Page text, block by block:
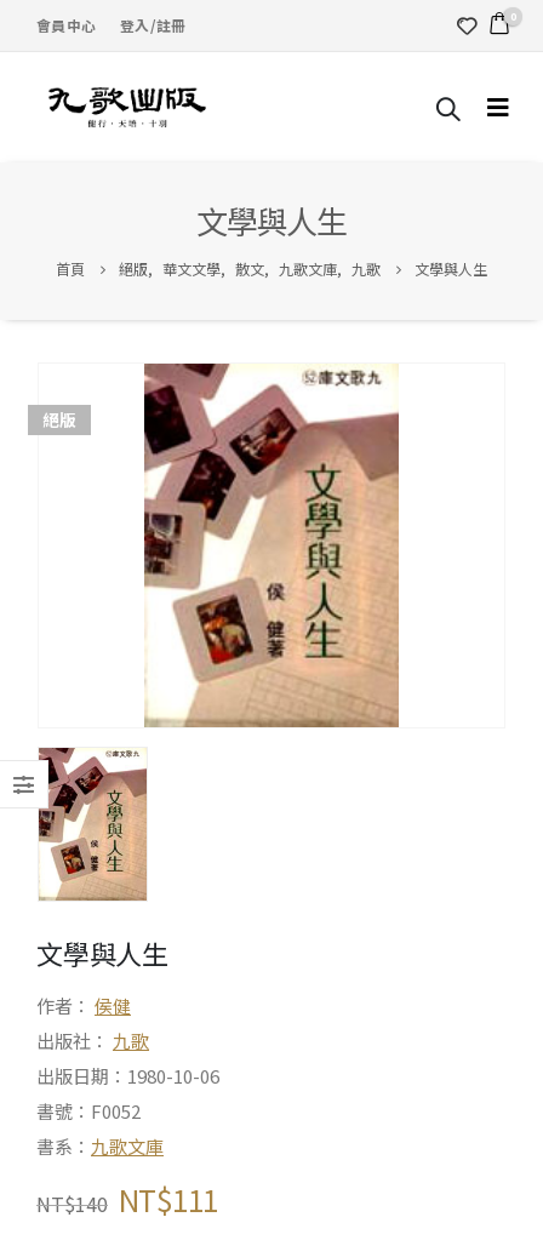
會員中心 登入/註冊 0
文學與人生
首頁 絕版, 華文文學, 散文, 九歌文庫, 九歌 文學與人生
絕版
文學與人生
作者： 侯健
出版社： 九歌
出版日期：1980-10-06
書號：F0052
書系： 九歌文庫
NT$140 NT$111